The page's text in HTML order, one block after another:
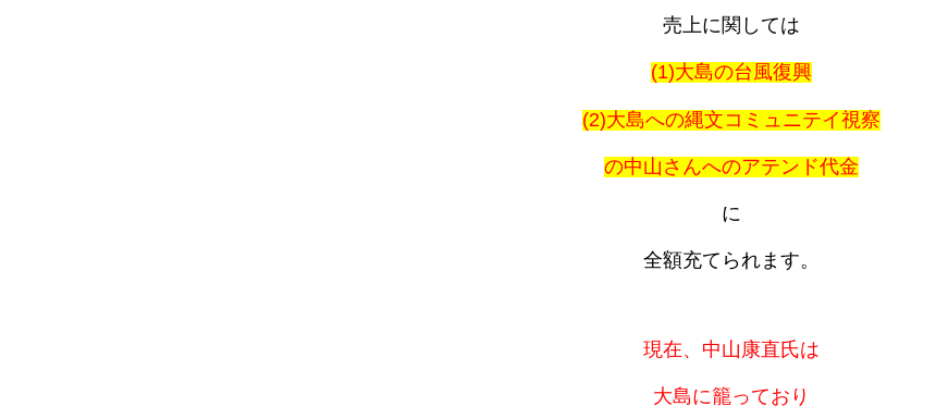
売上に関しては
(1)大島の台風復興
(2)大島への縄文コミュニテイ視察
の中山さんへのアテンド代金
に
全額充てられます。
現在、中山康直氏は
大島に籠っており